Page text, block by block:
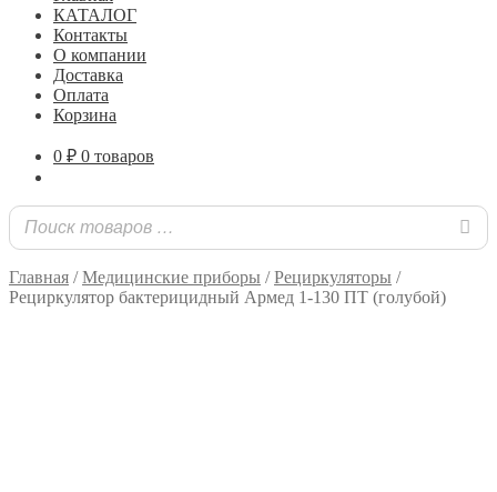
КАТАЛОГ
Контакты
О компании
Доставка
Оплата
Корзина
0 ₽ 0 товаров
Главная /Медицинские приборы /Рециркуляторы /
Рециркулятор бактерицидный Армед 1-130 ПТ (голубой)